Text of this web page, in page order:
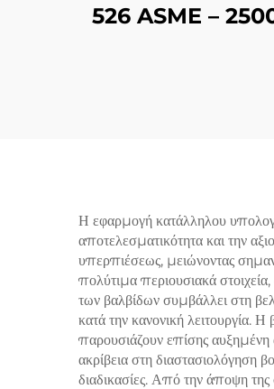
526 ASME –
επεξεργασίας
Η εφαρμογή κατάλληλου
αποτελεσματικότητα και την
υπερπιέσεως, μειώνοντας
πολύτιμα περιουσιακά
των βαλβίδων συμβάλλει στη
κατά την κανονική λειτουργία.
παρουσιάζουν επίσης αυξημένη
ακρίβεια στη διαστασιολόγηση
διαδικασίες. Από την άποψη